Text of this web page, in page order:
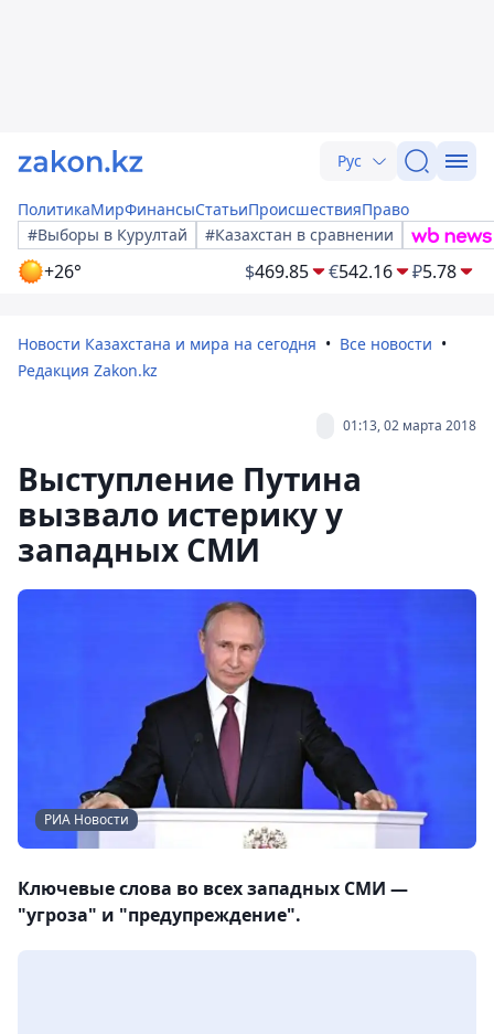
Рус
ПолитикаМирФинансыСтатьиПроисшествияПраво
#Выборы в Курултай
#Казахстан в сравнении
+26° $469.85 €542.16 ₽5.78
Новости Казахстана и мира на сегодня
Все новости
Редакция Zakon.kz
01:13, 02 марта 2018
Выступление Путина
вызвало истерику у
западных СМИ
РИА Новости
Ключевые слова во всех западных СМИ —
"угроза" и "предупреждение".